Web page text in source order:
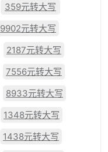
359元转大写
9902元转大写
2187元转大写
7556元转大写
8933元转大写
1348元转大写
1438元转大写